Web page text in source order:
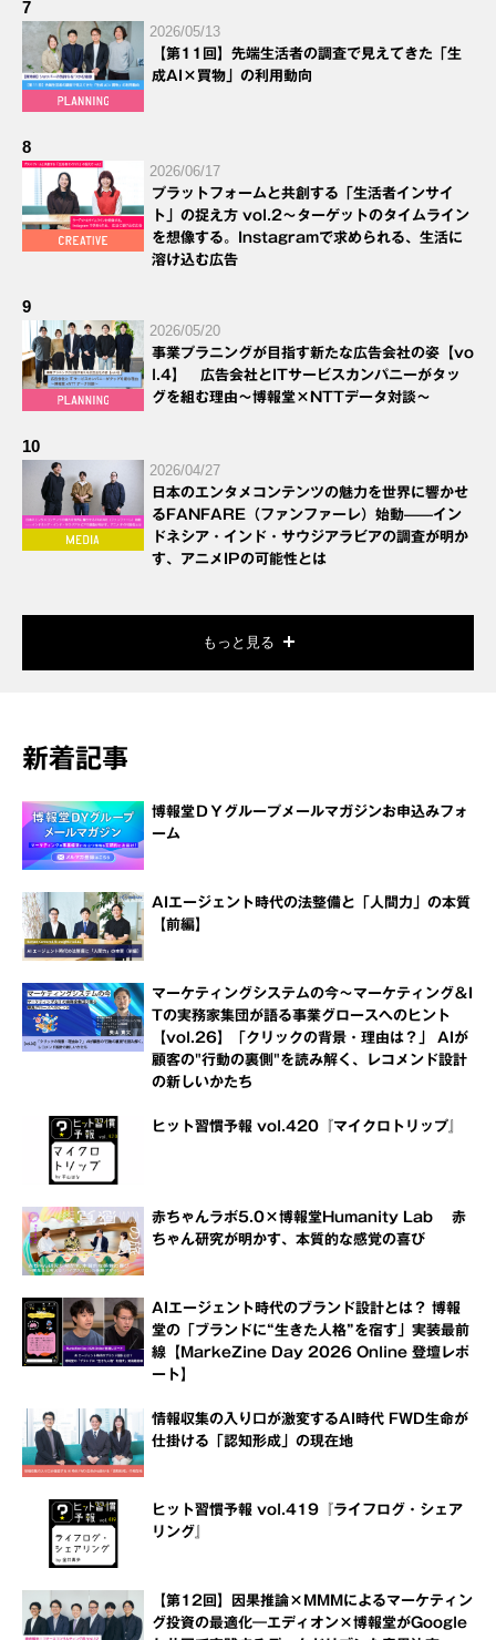
7
2026/05/13
【第11回】先端生活者の調査で見えてきた「生
成AI×買物」の利用動向
8
2026/06/17
プラットフォームと共創する「生活者インサイ
ト」の捉え方 vol.2～ターゲットのタイムライン
を想像する。Instagramで求められる、生活に
溶け込む広告
9
2026/05/20
事業プラニングが目指す新たな広告会社の姿【vo
l.4】 広告会社とITサービスカンパニーがタッ
グを組む理由～博報堂×NTTデータ対談～
10
2026/04/27
日本のエンタメコンテンツの魅力を世界に響かせ
るFANFARE（ファンファーレ）始動——イン
ドネシア・インド・サウジアラビアの調査が明か
す、アニメIPの可能性とは
もっと見る
新着記事
博報堂ＤＹグループメールマガジンお申込みフォ
ーム
AIエージェント時代の法整備と「人間力」の本質
【前編】
マーケティングシステムの今～マーケティング＆I
Tの実務家集団が語る事業グロースへのヒント
【vol.26】「クリックの背景・理由は？」 AIが
顧客の"行動の裏側"を読み解く、レコメンド設計
の新しいかたち
ヒット習慣予報 vol.420『マイクロトリップ』
赤ちゃんラボ5.0×博報堂Humanity Lab 赤
ちゃん研究が明かす、本質的な感覚の喜び
AIエージェント時代のブランド設計とは？ 博報
堂の「ブランドに“生きた人格”を宿す」実装最前
線【MarkeZine Day 2026 Online 登壇レポ
ート】
情報収集の入り口が激変するAI時代 FWD生命が
仕掛ける「認知形成」の現在地
ヒット習慣予報 vol.419『ライフログ・シェア
リング』
【第12回】因果推論×MMMによるマーケティン
グ投資の最適化―エディオン×博報堂がGoogle